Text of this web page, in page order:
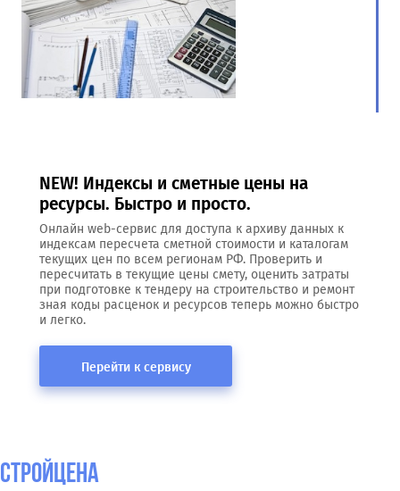
NEW! Индексы и сметные цены на
ресурсы. Быстро и просто.
Онлайн web-сервис для доступа к архиву данных к
индексам пересчета сметной стоимости и каталогам
текущих цен по всем регионам РФ. Проверить и
пересчитать в текущие цены смету, оценить затраты
при подготовке к тендеру на строительство и ремонт
зная коды расценок и ресурсов теперь можно быстро
и легко.
Перейти к сервису
СтройЦена